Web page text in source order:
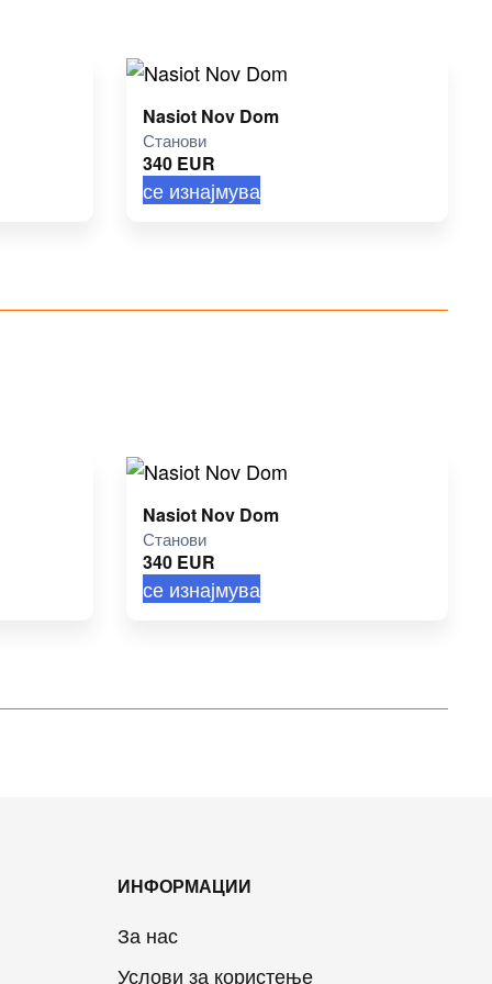
Nasiot Nov Dom
Станови
340 EUR
се изнајмува
Nasiot Nov Dom
Станови
340 EUR
се изнајмува
ИНФОРМАЦИИ
За нас
Услови за користење